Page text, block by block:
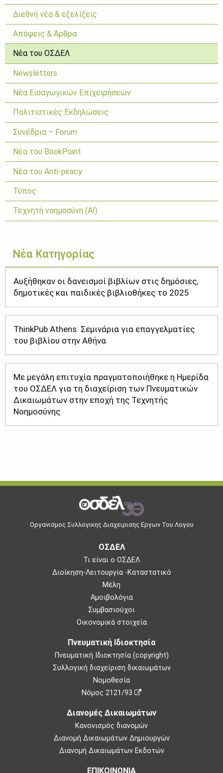
Διεθνή νέα & εξελίξεις
Απόψεις & Άρθρα
Νέα του ΟΣΔΕΛ
Newsletters
Νέα Εισαγωγικών Επιχειρήσεων
Πολιτιστικές Εκδηλώσεις
Συνέδρια – Forum
Νέα του BookPoint
Νέα του Anti-piracy
Τύπος
Τεχνητή νοημοσύνη (ΑΙ)
Νέα Κατηγορίας
Αυξήθηκαν οι δανεισμοί βιβλίων στις δημόσιες,
δημοτικές και παιδικές βιβλιοθήκες το 2025
ThinkPub Athens: Σεμινάρια για επαγγελματίες
του βιβλίου στην Αθήνα
Με μεγάλη επιτυχία πραγματοποιήθηκε η Ημερίδα
του ΟΣΔΕΛ για τη διαχείριση των Πνευματικών
Δικαιωμάτων στην εποχή της Τεχνητής
Νοημοσύνης
Οργανισμος Συλλογικης Διαχειρισης Εργων Του Λογου
ΟΣΔΕΛ
Τι είναι ο ΟΣΔΕΛ
Διοίκηση-Λειτουργία -Καταστατικό
Μέλη
Αμοιβολόγια
Συμβασιούχοι
Οικονομικά στοιχεία
Πνευματική Ιδιοκτησία
Πνευματική Ιδιοκτησία (copyright)
Συλλογική διαχείριση δικαιωμάτων
Νομοθεσία
Νόμος 2121/93
Διανομές Δικαιωμάτων
Κανονισμός διανομών
Διανομή Δικαιωμάτων Δημιουργών
Διανομή Δικαιωμάτων Εκδοτών
ΕΠΙΚΟΙΝΩΝΙΑ